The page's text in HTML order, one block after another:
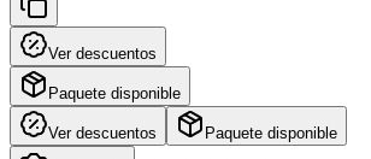
Ver descuentos
Paquete disponible
Ver descuentos Paquete disponible